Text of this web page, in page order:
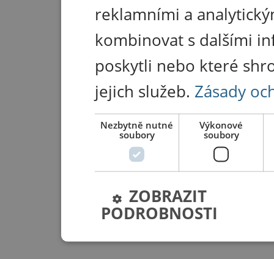
reklamními a
kombinovat s dalšími
poskytli nebo které
jejich služeb. Zásady
Nezbytně nutné
soubory
Výkonové
soubory
ZOBRAZIT
PODROBNOSTI